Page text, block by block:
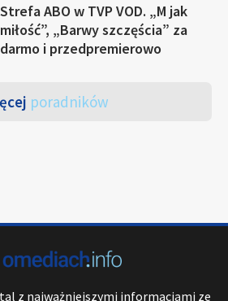
Strefa ABO w TVP VOD. „M jak
miłość”, „Barwy szczęścia” za
darmo i przedpremierowo
poradników
z najważniejszymi informacjami ze